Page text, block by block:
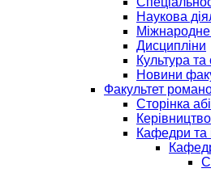
Наукова
Міжнародне
Дисципліни
Культура та
Новини
Факультет
Сторінка
Керівництво
Кафедри та